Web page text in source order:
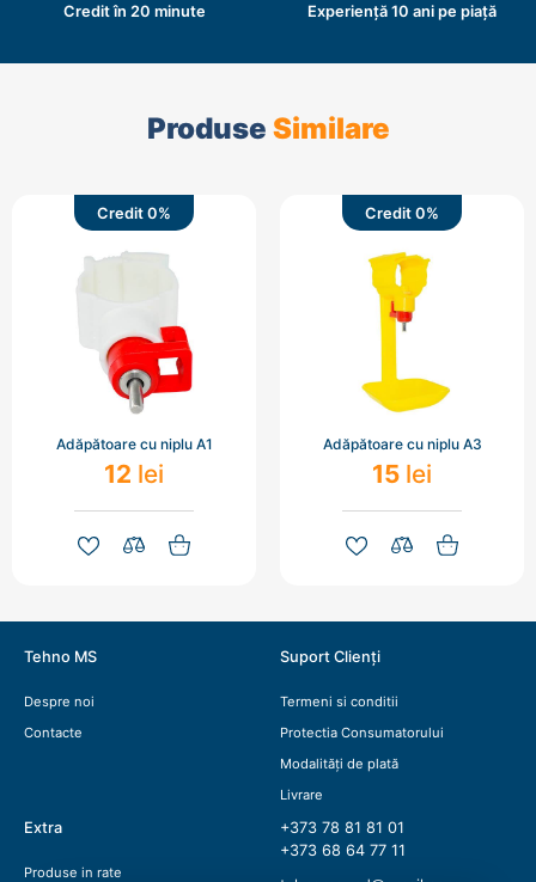
Credit în 20 minute Experiență 10 ani pe piață
Produse Similare
Credit 0%
Adăpătoare cu niplu A1
12 lei
Credit 0%
Adăpătoare cu niplu A3
15 lei
Tehno MS
Despre noi
Contacte
Suport Clienți
Termeni si conditii
Protectia Consumatorului
Modalități de plată
Livrare
Extra
Produse in rate
+373 78 81 81 01
+373 68 64 77 11